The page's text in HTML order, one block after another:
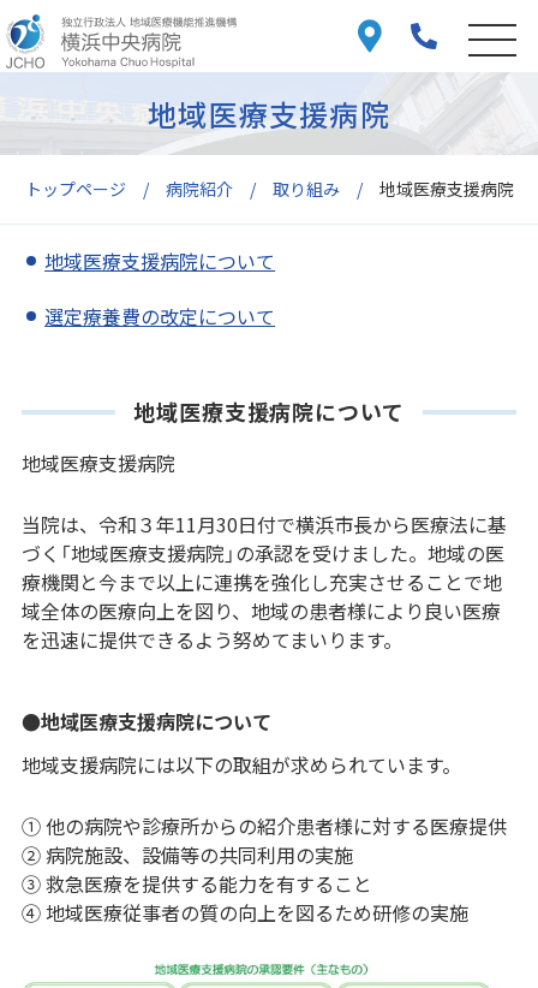
トップページ 病院紹介 取り組み 地域医療支援病院
地域医療支援病院
地域医療支援病院について
選定療養費の改定について
地域医療支援病院について
地域医療支援病院
当院は、令和３年11月30日付で横浜市長から医療法に基
づく「地域医療支援病院」の承認を受けました。地域の医
療機関と今まで以上に連携を強化し充実させることで地
域全体の医療向上を図り、地域の患者様により良い医療
を迅速に提供できるよう努めてまいります。
●地域医療支援病院について
地域支援病院には以下の取組が求められています。
① 他の病院や診療所からの紹介患者様に対する医療提供
② 病院施設、設備等の共同利用の実施
③ 救急医療を提供する能力を有すること
④ 地域医療従事者の質の向上を図るため研修の実施